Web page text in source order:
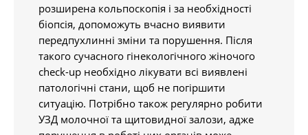
розширена кольпоскопія і за необхідності
біопсія, допоможуть вчасно виявити
передпухлинні зміни та порушення. Після
такого сучасного гінекологічного жіночого
сheck-up необхідно лікувати всі виявлені
патологічні стани, щоб не погіршити
ситуацію. Потрібно також регулярно робити
УЗД молочної та щитовидної залози, адже